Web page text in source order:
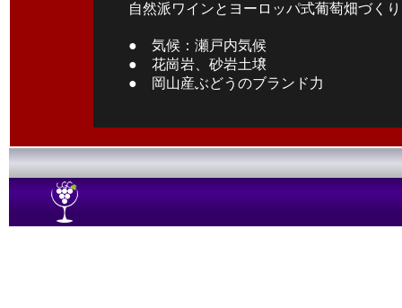
自然派ワインとヨーロッパ式葡萄畑づく
● 気候：瀬戸内気候
● 花崗岩、砂岩土壌
● 岡山産ぶどうのブランド力